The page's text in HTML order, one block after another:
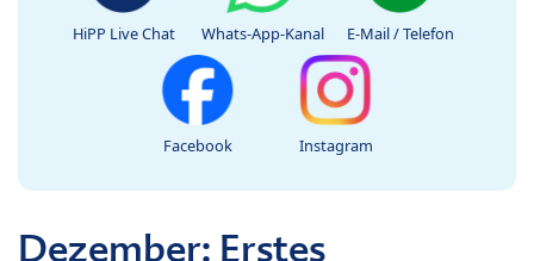
HiPP Live Chat Whats-App-Kanal E-Mail / Telefon
Facebook Instagram
Dezember: Erstes